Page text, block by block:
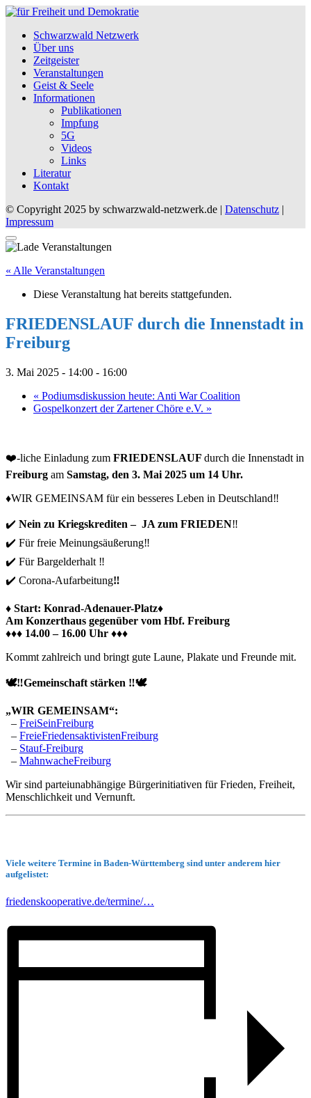
Schwarzwald Netzwerk
Über uns
Zeitgeister
Veranstaltungen
Geist & Seele
Informationen
Publikationen
Impfung
5G
Videos
Links
Literatur
Kontakt
© Copyright 2025 by schwarzwald-netzwerk.de | Datenschutz |
Impressum
« Alle Veranstaltungen
Diese Veranstaltung hat bereits stattgefunden.
FRIEDENSLAUF durch die Innenstadt in
Freiburg
3. Mai 2025 - 14:00 - 16:00
« Podiumsdiskussion heute: Anti War Coalition
Gospelkonzert der Zartener Chöre e.V. »
❤️-liche Einladung zum FRIEDENSLAUF durch die Innenstadt in
Freiburg am Samstag, den 3. Mai 2025 um 14 Uhr.
♦️WIR GEMEINSAM für ein besseres Leben in Deutschland‼️
✔️ Nein zu Kriegskrediten – JA zum FRIEDEN‼️
✔️ Für freie Meinungsäußerung‼️
✔️ Für Bargelderhalt ‼️
✔️ Corona-Aufarbeitung‼️
♦️ Start: Konrad-Adenauer-Platz♦️
Am Konzerthaus gegenüber vom Hbf. Freiburg
♦️♦️♦️ 14.00 – 16.00 Uhr ♦️♦️♦️
Kommt zahlreich und bringt gute Laune, Plakate und Freunde mit.
🕊‼️Gemeinschaft stärken ‼️🕊
„WIR GEMEINSAM“:
– FreiSeinFreiburg
– FreieFriedensaktivistenFreiburg
– Stauf-Freiburg
– MahnwacheFreiburg
Wir sind parteiunabhängige Bürgerinitiativen für Frieden, Freiheit,
Menschlichkeit und Vernunft.
Viele weitere Termine in Baden-Württemberg sind unter anderem hier
aufgelistet:
friedenskooperative.de/termine/…